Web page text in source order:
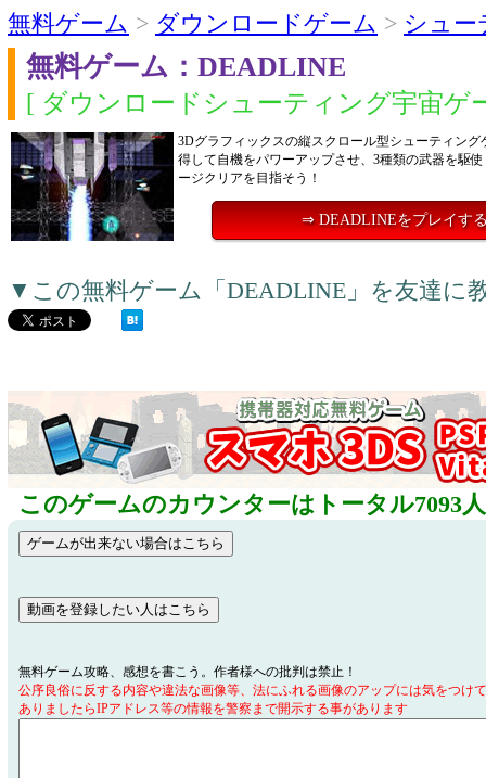
無料ゲーム > ダウンロードゲーム > シュー
無料ゲーム：DEADLINE
[ ダウンロードシューティング宇宙ゲ
3Dグラフィックスの縦スクロール型シューティング
得して自機をパワーアップさせ、3種類の武器を駆
ージクリアを目指そう！
⇒ DEADLINEをプレイす
▼この無料ゲーム「DEADLINE」を友達に
このゲームのカウンターはトータル7093
無料ゲーム攻略、感想を書こう。作者様への批判は禁止！
公序良俗に反する内容や違法な画像等、法にふれる画像のアップには気をつけ
ありましたらIPアドレス等の情報を警察まで開示する事があります